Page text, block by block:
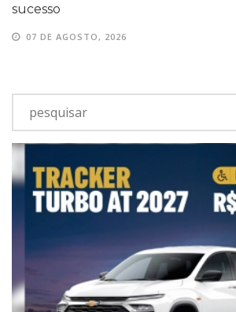
sucesso
07 DE AGOSTO, 2026